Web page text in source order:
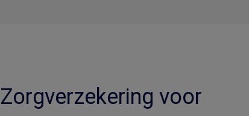
Zorgverzekering voor